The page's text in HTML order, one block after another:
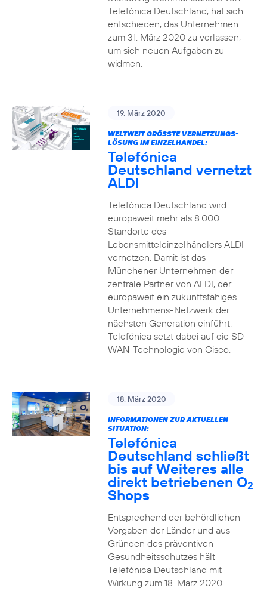
Telefónica Deutschland, hat sich
entschieden, das Unternehmen
zum 31. März 2020 zu verlassen,
um sich neuen Aufgaben zu
widmen.
19. März 2020
WELTWEIT GRÖSSTE VERNETZUNGS-L
ÖSUNG IM EINZELHANDEL:
Telefónica
Deutschland vernetzt
ALDI
Telefónica Deutschland wird
europaweit mehr als 8.000
Standorte des
Lebensmitteleinzelhändlers ALDI
vernetzen. Damit ist das
Münchener Unternehmen der
zentrale Partner von ALDI, der
europaweit ein zukunftsfähiges
Unternehmens-Netzwerk der
nächsten Generation einführt.
Telefónica setzt dabei auf die SD-
WAN-Technologie von Cisco.
18. März 2020
INFORMATIONEN ZUR AKTUELLEN
SITUATION:
Telefónica
Deutschland schließt
bis auf Weiteres alle
direkt betriebenen O2
Shops
Entsprechend der behördlichen
Vorgaben der Länder und aus
Gründen des präventiven
Gesundheitsschutzes hält
Telefónica Deutschland mit
Wirkung zum 18. März 2020